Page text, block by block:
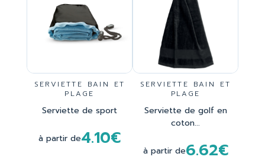
SERVIETTE BAIN ET
PLAGE
Serviette de sport
à partir de4.10€
SERVIETTE BAIN ET
PLAGE
Serviette de golf en
coton...
à partir de6.62€